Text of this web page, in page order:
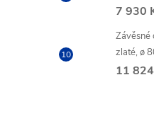
7 930
Závěsné
zlaté, ø
11